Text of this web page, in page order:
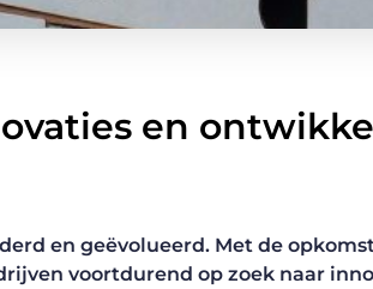
en
en geëvolueerd. Met de
voortdurend op zoek naar